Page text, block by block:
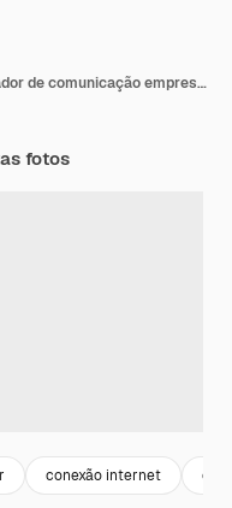
Trabalho de maquete de computador de comunicação empresarial
fotos
conexão internet